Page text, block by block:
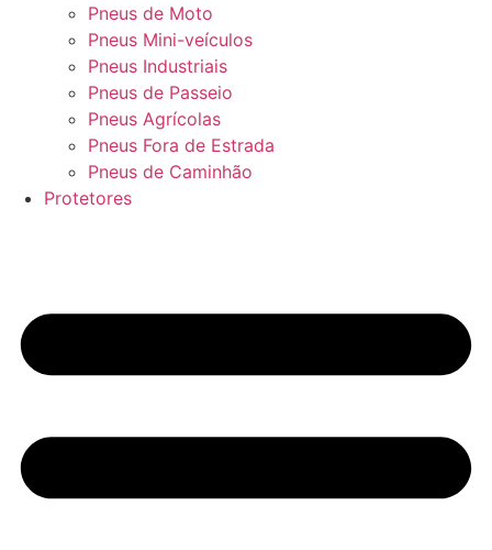
Pneus de Moto
Pneus Mini-veículos
Pneus Industriais
Pneus de Passeio
Pneus Agrícolas
Pneus Fora de Estrada
Pneus de Caminhão
Protetores